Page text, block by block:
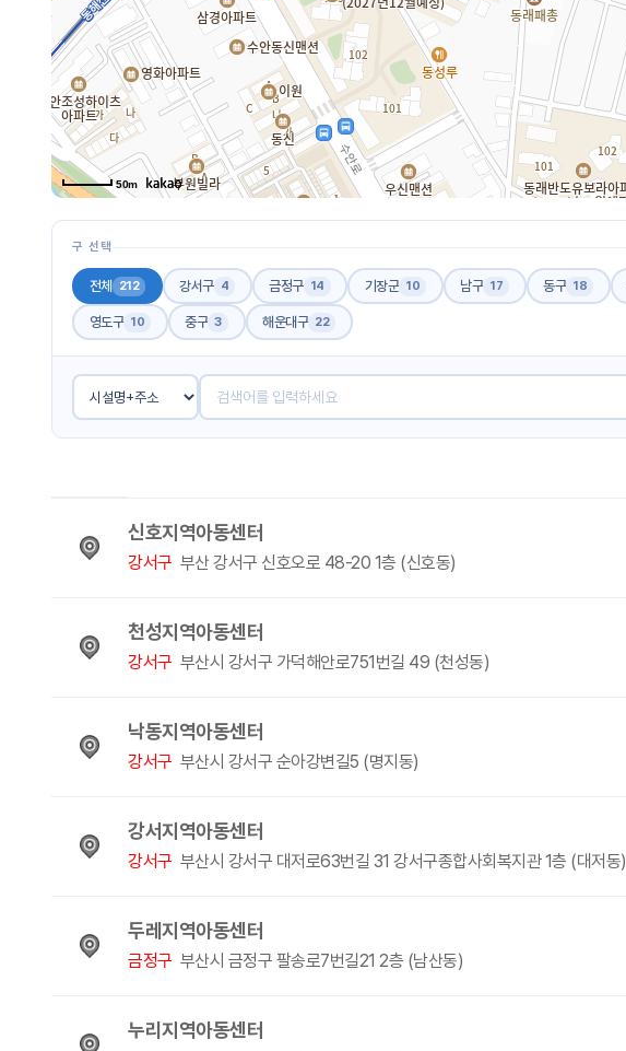
50m
구 선택
전체 212 강서구 4 금정구 14 기장군 10 남구 17 동구 18
영도구 10 중구 3 해운대구 22
신호지역아동센터
강서구 부산 강서구 신호오로 48-20 1층 (신호동)
천성지역아동센터
강서구 부산시 강서구 가덕해안로751번길 49 (천성동)
낙동지역아동센터
강서구 부산시 강서구 순아강변길5 (명지동)
강서지역아동센터
강서구 부산시 강서구 대저로63번길 31 강서구종합사회복지관 1층 (대저동)
두레지역아동센터
금정구 부산시 금정구 팔송로7번길21 2층 (남산동)
누리지역아동센터